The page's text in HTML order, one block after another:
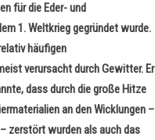
für die Eder- und
1. Weltkrieg gegründet wurde.
häufigen
verursacht durch Gewitter. Er
dass durch die große Hitze
an den Wicklungen –
– zerstört wurden als auch das